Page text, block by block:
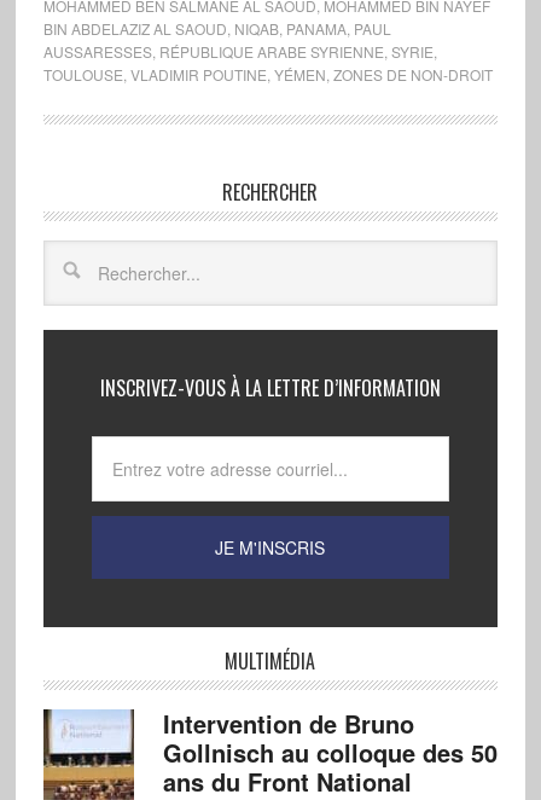
MOHAMMED BEN SALMANE AL SAOUD MOHAMMED BIN NAYEF
BIN ABDELAZIZ AL SAOUD NIQAB, PANAMA, PAUL
AUSSARESSES, RÉPUBLIQUE ARABE SYRIENNE SYRIE
TOULOUSE VLADIMIR POUTINE YÉMEN ZONES DE NON-DROIT
RECHERCHER
INSCRIVEZ-VOUS À LA LETTRE D’INFORMATION
MULTIMÉDIA
Intervention de Bruno
Gollnisch au colloque des 50
ans du Front National